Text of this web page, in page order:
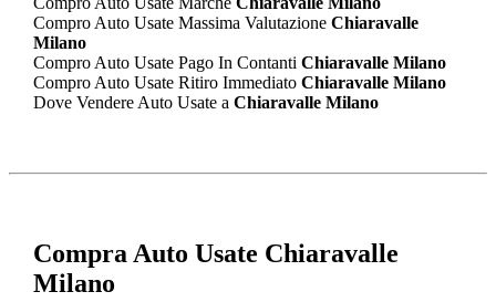
Compro Auto Usate Massima ValutazioneChiaravalle
Milano
Compro Auto Usate Pago In Contanti Chiaravalle Milano
Compro Auto Usate Ritiro ImmediatoChiaravalle Milano
Dove Vendere Auto Usate a Chiaravalle Milano
Compra Auto Usate Chiaravalle
Milano